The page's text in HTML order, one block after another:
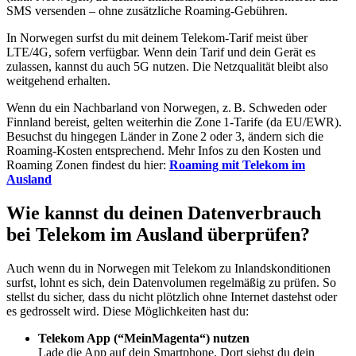
SMS versenden – ohne zusätzliche Roaming-Gebühren.
In Norwegen surfst du mit deinem Telekom-Tarif meist über
LTE/4G, sofern verfügbar. Wenn dein Tarif und dein Gerät es
zulassen, kannst du auch 5G nutzen. Die Netzqualität bleibt also
weitgehend erhalten.
Wenn du ein Nachbarland von Norwegen, z. B. Schweden oder
Finnland bereist, gelten weiterhin die Zone 1-Tarife (da EU/EWR).
Besuchst du hingegen Länder in Zone 2 oder 3, ändern sich die
Roaming-Kosten entsprechend. Mehr Infos zu den Kosten und
Roaming Zonen findest du hier: Roaming mit Telekom im
Ausland
Wie kannst du deinen Datenverbrauch
bei Telekom im Ausland überprüfen?
Auch wenn du in Norwegen mit Telekom zu Inlandskonditionen
surfst, lohnt es sich, dein Datenvolumen regelmäßig zu prüfen. So
stellst du sicher, dass du nicht plötzlich ohne Internet dastehst oder
es gedrosselt wird. Diese Möglichkeiten hast du:
Telekom App (“MeinMagenta“) nutzen
Lade die App auf dein Smartphone. Dort siehst du dein